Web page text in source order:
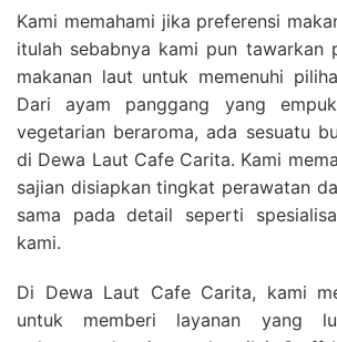
Kami memahami jika preferensi
itulah sebabnya kami pun tawarkan
makanan laut untuk memenuhi
Dari ayam panggang yang
vegetarian beraroma, ada sesuatu
di Dewa Laut Cafe Carita. Kami
sajian disiapkan tingkat perawatan
sama pada detail seperti
kami.
Di Dewa Laut Cafe Carita, kami
untuk memberi layanan yang